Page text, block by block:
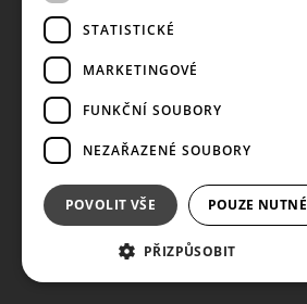
STATISTICKÉ
MARKETINGOVÉ
FUNKČNÍ SOUBORY
NEZAŘAZENÉ SOUBORY
POVOLIT VŠE POUZE NUTNÉ
PŘIZPŮSOBIT